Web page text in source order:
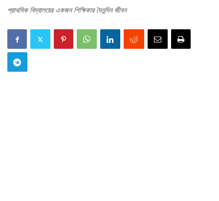
প্রাথমিক বিদ্যালয়ের একজন শিক্ষিকার দৈনন্দিন জীবন